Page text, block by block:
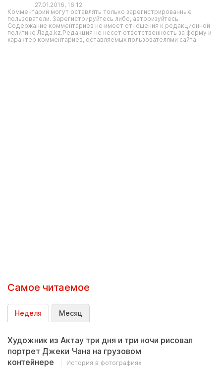
27.01.2016, 16:12
Комментарии могут оставлять только зарегистрированные
пользователи. Зарегистрируйтесь либо, авторизуйтесь.
Содержание комментариев не имеет отношения к редакционной
политике Лада.kz.Редакция не несет ответственность за форму и
характер комментариев, оставляемых пользователями сайта.
Самое читаемое
Неделя Месяц
Художник из Актау три дня и три ночи рисовал
портрет Джеки Чана на грузовом
контейнере
История в фотографиях